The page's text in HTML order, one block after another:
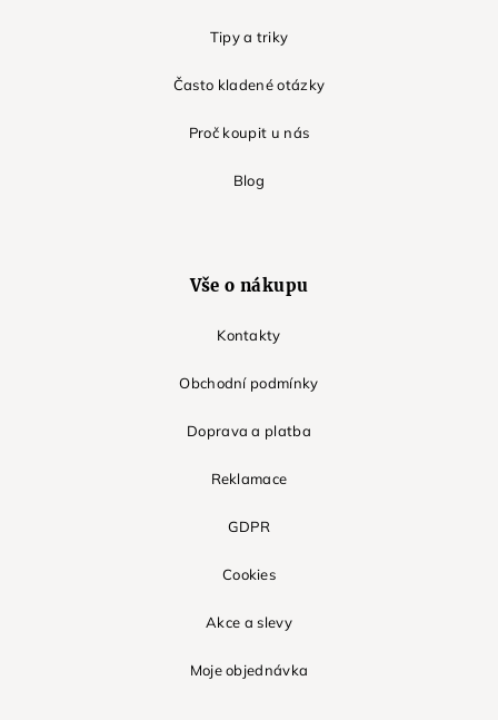
Tipy a triky
Často kladené otázky
Proč koupit u nás
Blog
Vše o nákupu
Kontakty
Obchodní podmínky
Doprava a platba
Reklamace
GDPR
Cookies
Akce a slevy
Moje objednávka